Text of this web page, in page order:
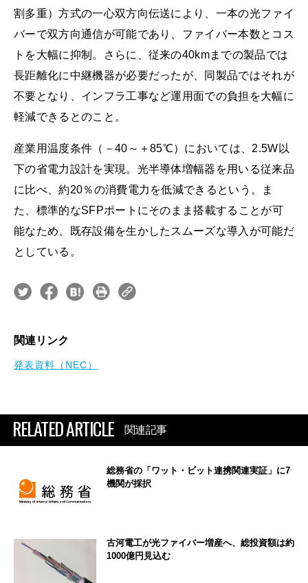
割多重）方式の一心双方向伝送により、一本の光ファイ
バーで双方向通信が可能であり、ファイバー本数とコス
トを大幅に抑制。さらに、従来の40kmまでの製品では
長距離化に中継機器が必要だったが、同製品ではそれが
不要となり、インフラ工事など運用面での負担を大幅に
軽減できるとのこと。
産業用温度条件（－40～＋85℃）においては、2.5W以
下の省電力設計を実現。光半導体増幅器を用いる従来品
に比べ、約20％の消費電力を低減できるという。ま
た、標準的なSFPポートにそのまま搭載することが可
能なため、既存設備を生かしたスムーズな導入が可能だ
としている。
関連リンク
発表資料（NEC）
RELATED ARTICLE 関連記事
総務省の「ワット・ビット連携関連実証」に7
機関が採択
古河電工が光ファイバー増産へ、総投資額は約
1000億円見込む